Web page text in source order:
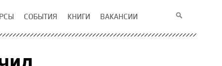
СОБЫТИЯ КНИГИ ВАКАНСИИ